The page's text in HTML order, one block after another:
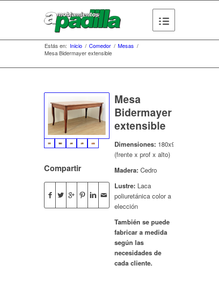
Estás en: Inicio / Comedor / Mesas /
Mesa Bidermayer extensible
Compartir
Mesa
Bidermayer
extensible
Dimensiones: 180x90x78
(frente x prof x alto)
Madera: Cedro
Lustre: Laca
poliuretánica color a
elección
También se puede
fabricar a medida
según las
necesidades de
cada cliente.